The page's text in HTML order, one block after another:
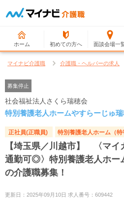
ホーム 初めての方へ 面談会場一
マイナビ介護職 介護職・ヘルパーの求人
募集停止
社会福祉法人さくら瑞穂会
特別養護老人ホームやすらーじゅ
正社員(正職員) 特別養護老人ホーム（特
【埼玉県／川越市】 〈マイ
通勤可◎〉特別養護老人ホー
の介護職募集！
更新日：2025年09月10日 求人番号：609442